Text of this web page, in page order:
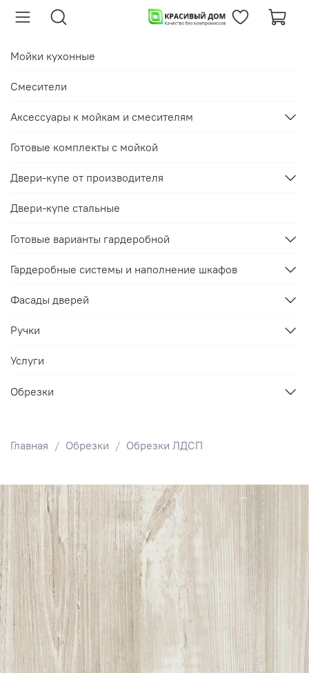
Главная Обрезки Обрезки ЛДСП
Мойки кухонные
Смесители
Аксессуары к мойкам и смесителям
Готовые комплекты с мойкой
Двери-купе от производителя
Двери-купе стальные
Готовые варианты гардеробной
Гардеробные системы и наполнение шкафов
Фасады дверей
Ручки
Услуги
Обрезки